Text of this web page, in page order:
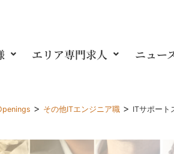
エリア専門求人 ニュー
> その他ITエンジニア職 > ITサポート